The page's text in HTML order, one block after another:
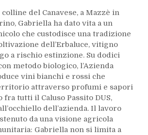
del Canavese, a Mazzè in
Gabriella ha dato vita a un
che custodisce una tradizione
dell’Erbaluce, vitigno
a rischio estinzione. Su dodici
metodo biologico, l’Azienda
vini bianchi e rossi che
attraverso profumi e sapori
tutti il Caluso Passito DUS,
dell’azienda. Il lavoro
da una visione agricola
Gabriella non si limita a